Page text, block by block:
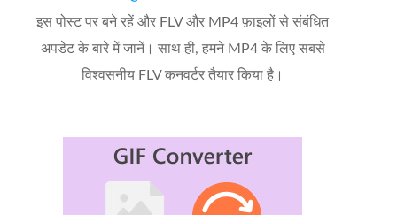
इस पोस्ट पर बने रहें और FLV और MP4 फ़ाइलों से संबंधित
अपडेट के बारे में जानें। साथ ही, हमने MP4 के लिए सबसे
विश्वसनीय FLV कनवर्टर तैयार किया है।